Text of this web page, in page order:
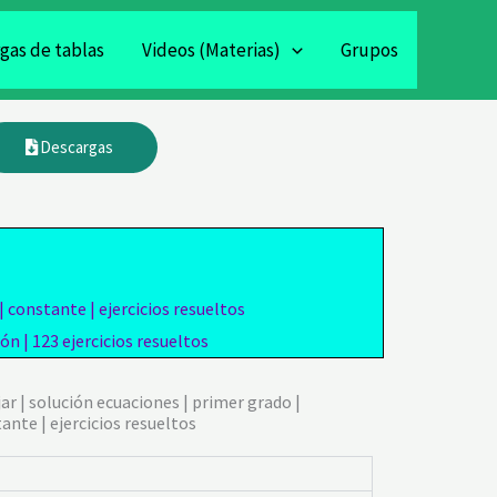
de tablas Videos (Materias) Grupos
Descargas
constante | ejercicios resueltos
| 123 ejercicios resueltos
| solución ecuaciones | primer grado |
| ejercicios resueltos